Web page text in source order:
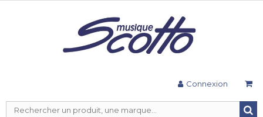
Connexion